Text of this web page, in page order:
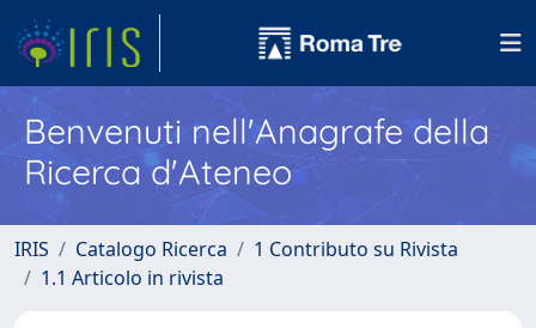
Benvenuti nell'Anagrafe della
Ricerca d'Ateneo
IRIS Catalogo Ricerca
1 Contributo su Rivista
1.1 Articolo in rivista